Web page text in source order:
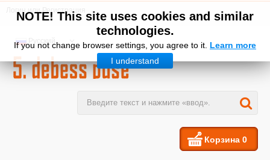
NOTE! This site uses cookies and similar
technologies.
If you not change browser settings, you agree to it. Learn more
I understand
Логин илиРегистрация
Русский
Корзина 0